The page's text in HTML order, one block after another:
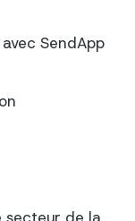
SendApp